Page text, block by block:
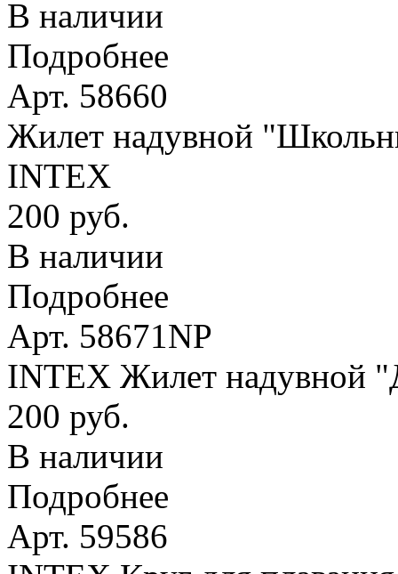
В наличии
Подробнее
Арт. 58660
Жилет надувной
INTEX
200 руб.
В наличии
Подробнее
Арт. 58671NP
INTEX Жилет надувной
200 руб.
В наличии
Подробнее
Арт. 59586